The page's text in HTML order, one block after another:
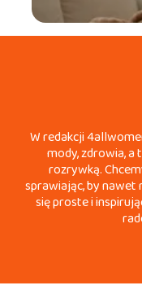
W redakcji
mody, zdrowia, a
rozrywką.
sprawiając, by nawet
się proste i